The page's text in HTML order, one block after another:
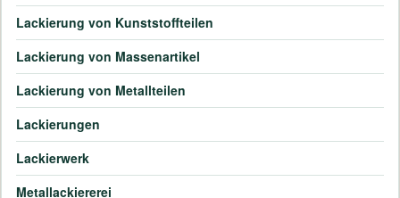
Lackierung von Kunststoffteilen
Lackierung von Massenartikel
Lackierung von Metallteilen
Lackierungen
Lackierwerk
Metallackiererei